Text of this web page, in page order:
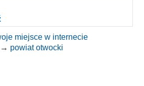
miejsce w internecie
→ powiat otwocki